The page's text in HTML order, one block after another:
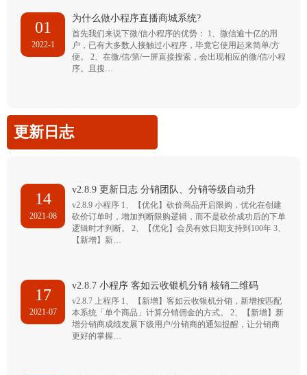
01
2022-1
为什么做小程序直播商城系统?
首先我们来说下微/信小程序的优势： 1、微信逾十亿的用
户，已有大多数人接触过小程序，毕竟它使用起来简单/方
便。 2、在微/信/第/一屏直接搜索，会出现相应的微/信/小程
序。且搜…
更新日志
14
2021-08
v2.8.9 更新日志 分销团队、分销等级自动升
v2.8.9 小程序 1、【优化】砍价商品开启限购，优化在创建
砍价订单时，增加判断限购逻辑，而不是砍价成功后的下单
逻辑时才判断。 2、【优化】会员有效日期支持到100年 3、
【新增】新…
17
2021-07
v2.8.7 小程序 客如云收银机分销 核销二维码
v2.8.7 上程序 1、【新增】客如云收银机分销，新增按匹配
本系统「单个商品」计算分销佣金的方式。 2、【新增】新
增分销商成绩发展下级用户/分销商的通知提醒，让分销商
更好的掌握…